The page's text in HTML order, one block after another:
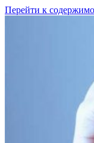
Перейти к